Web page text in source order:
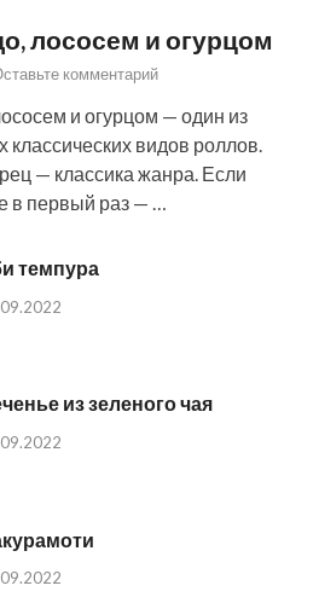
лососем и огурцом
комментарий
и огурцом — один из
видов роллов.
— классика жанра. Если
в первый раз — …
темпура
из зеленого чая